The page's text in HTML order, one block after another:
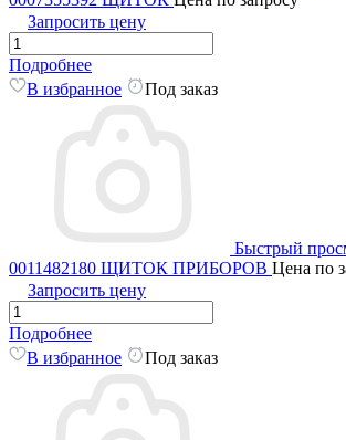
Запросить цену
Подробнее
В избранное
Под заказ
Быстрый
0011482180 ЩИТОК ПРИБОРОВ Цена по
Запросить цену
Подробнее
В избранное
Под заказ